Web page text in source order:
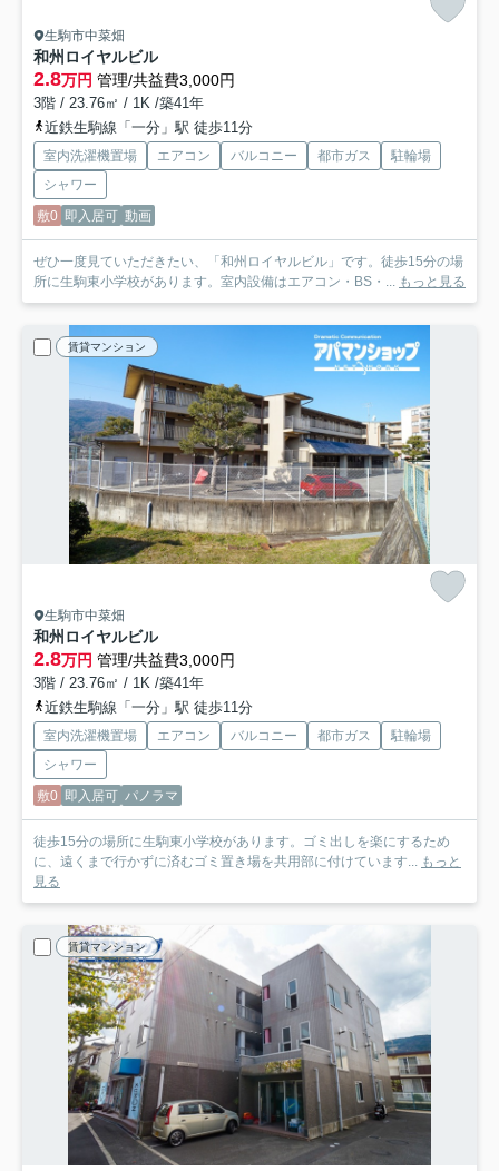
生駒市中菜畑
和州ロイヤルビル
2.8万円 管理/共益費3,000円
3階 / 23.76㎡ / 1K /築41年
近鉄生駒線「一分」駅 徒歩11分
室内洗濯機置場 エアコン バルコニー 都市ガス
駐輪場
シャワー
敷0 即入居可 動画
ぜひ一度見ていただきたい、「和州ロイヤルビル」です。徒歩15分の場
所に生駒東小学校があります。室内設備はエアコン・BS・... もっと見る
賃貸マンション
生駒市中菜畑
和州ロイヤルビル
2.8万円 管理/共益費3,000円
3階 / 23.76㎡ / 1K /築41年
近鉄生駒線「一分」駅 徒歩11分
室内洗濯機置場 エアコン バルコニー 都市ガス
駐輪場
シャワー
敷0 即入居可 パノラマ
徒歩15分の場所に生駒東小学校があります。ゴミ出しを楽にするため
に、遠くまで行かずに済むゴミ置き場を共用部に付けています... もっと
見る
賃貸マンション